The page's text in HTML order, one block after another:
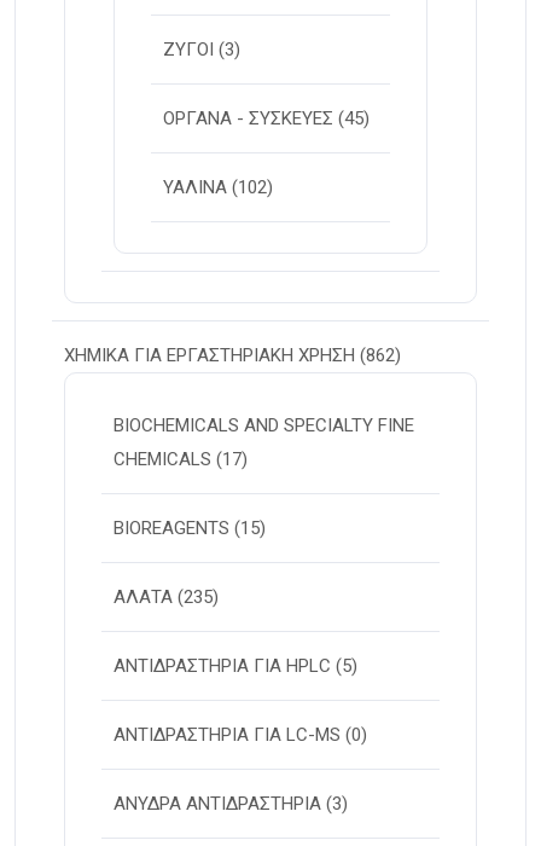
ΖΥΓΟΙ (3)
ΟΡΓΑΝΑ - ΣΥΣΚΕΥΕΣ (45)
ΥΑΛΙΝΑ (102)
ΧΗΜΙΚΑ ΓΙΑ ΕΡΓΑΣΤΗΡΙΑΚΗ ΧΡΗΣΗ (862)
BIOCHEMICALS AND SPECIALTY FINE
CHEMICALS (17)
BIOREAGENTS (15)
ΑΛΑΤΑ (235)
ΑΝΤΙΔΡΑΣΤΗΡΙΑ ΓΙΑ HPLC (5)
ΑΝΤΙΔΡΑΣΤΗΡΙΑ ΓΙΑ LC-MS (0)
ΑΝΥΔΡΑ ΑΝΤΙΔΡΑΣΤΗΡΙΑ (3)